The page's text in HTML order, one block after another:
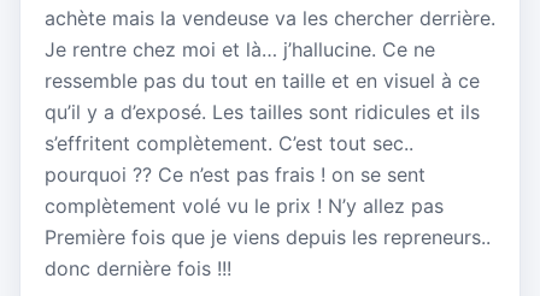
achète mais la vendeuse va les chercher derrière.
Je rentre chez moi et là… j’hallucine. Ce ne
ressemble pas du tout en taille et en visuel à ce
qu’il y a d’exposé. Les tailles sont ridicules et ils
s’effritent complètement. C’est tout sec..
pourquoi ?? Ce n’est pas frais ! on se sent
complètement volé vu le prix ! N’y allez pas
Première fois que je viens depuis les repreneurs..
donc dernière fois !!!